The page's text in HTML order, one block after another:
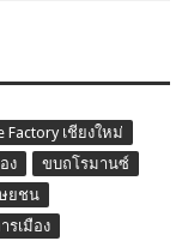
Factory เชียงใหม่
ง
ขบถโรมานซ์
ยชน
รเมือง